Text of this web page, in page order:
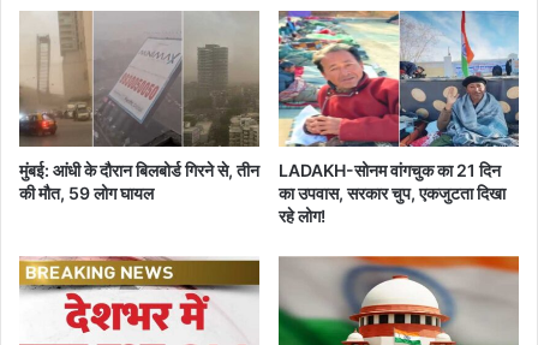
र
या
रों
के
सा
थ
आ
त्म
मुंबई: आंधी के दौरान बिलबोर्ड गिरने से, तीन
की मौत, 59 लोग घायल
LADAKH-सोनम वांगचुक का 21 दिन
का उपवास, सरकार चुप, एकजुटता दिखा
रहे लोग!